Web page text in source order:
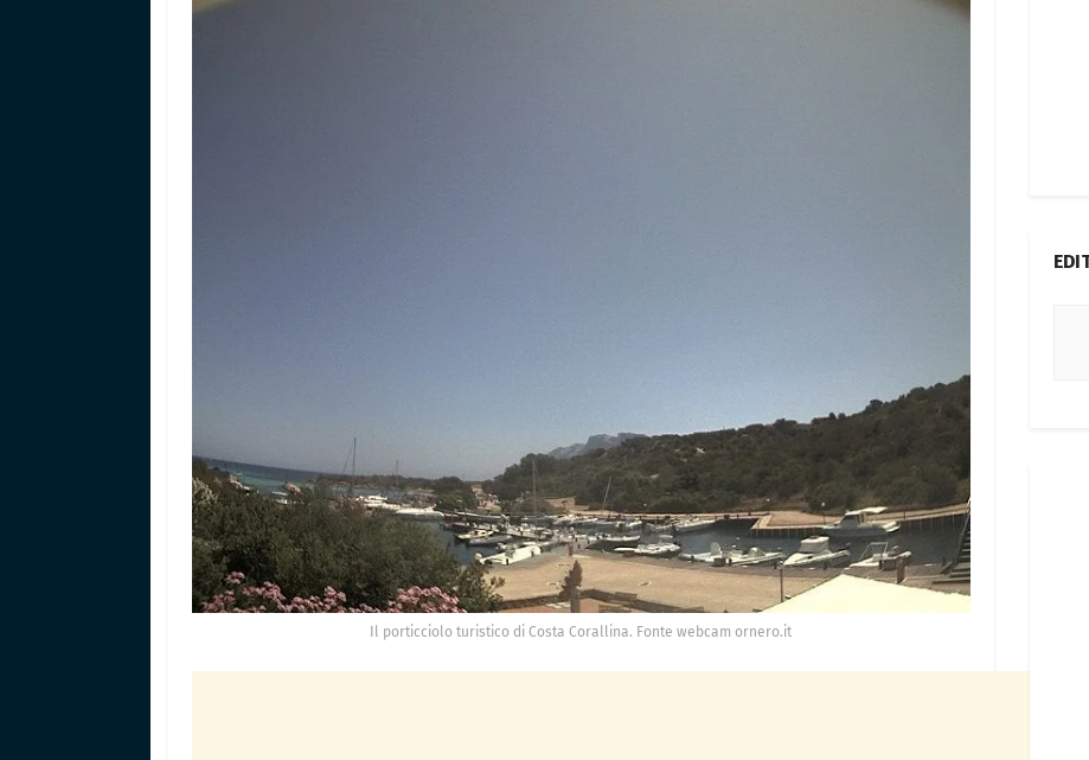
Il porticciolo turistico di Costa Corallina. Fonte webcam ornero.it